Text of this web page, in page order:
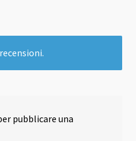
pubblicare una